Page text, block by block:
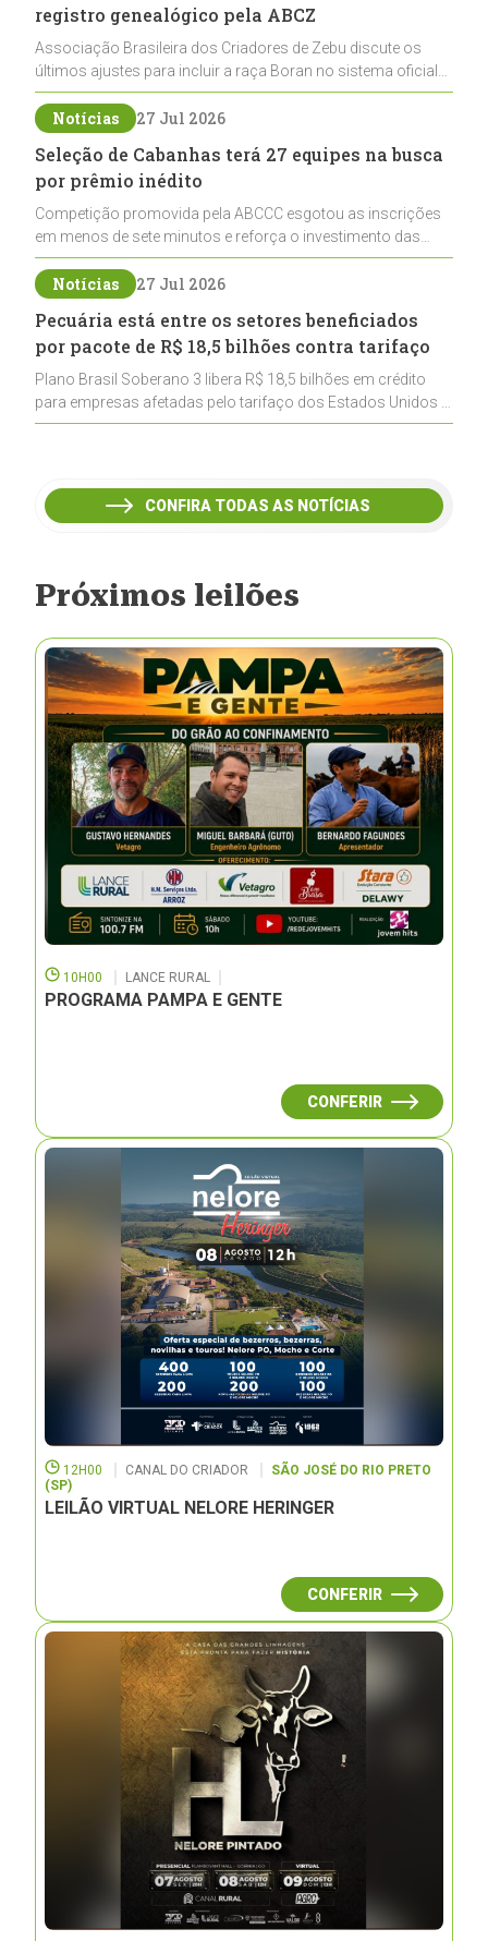
registro genealógico pela ABCZ
Associação Brasileira dos Criadores de Zebu discute os
últimos ajustes para incluir a raça Boran no sistema oficial
de registros, abrindo caminho para sua expansão na
pecuária nacional
Notícias 27 Jul 2026
Seleção de Cabanhas terá 27 equipes na busca
por prêmio inédito
Competição promovida pela ABCCC esgotou as inscrições
em menos de sete minutos e reforça o investimento das
cabanhas na seleção genética de Cavalos Crioulos voltados
ao laço
Notícias 27 Jul 2026
Pecuária está entre os setores beneficiados
por pacote de R$ 18,5 bilhões contra tarifaço
Plano Brasil Soberano 3 libera R$ 18,5 bilhões em crédito
para empresas afetadas pelo tarifaço dos Estados Unidos e
inclui a pecuária entre os setores estratégicos
CONFIRA TODAS AS NOTÍCIAS
Próximos leilões
10H00 LANCE RURAL
PROGRAMA PAMPA E GENTE
CONFERIR
12H00 CANAL DO CRIADOR
SÃO JOSÉ DO RIO PRETO
(SP)
LEILÃO VIRTUAL NELORE HERINGER
CONFERIR